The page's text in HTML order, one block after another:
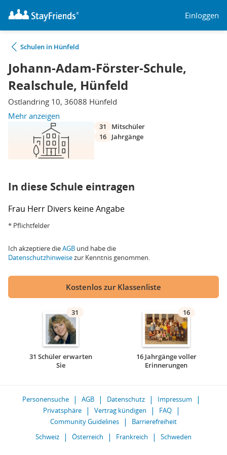
Einloggen
Schulen in Hünfeld
Johann-Adam-Förster-Schule,
Realschule, Hünfeld
Ostlandring 10, 36088 Hünfeld
Mehr anzeigen
31
Mitschüler
16
Jahrgänge
In diese Schule eintragen
Frau Herr Divers keine Angabe
* Pflichtfelder
Ich akzeptiere dieAGB und habe die
Datenschutzhinweisezur Kenntnis genommen.
Kostenlos zur Klassenliste
31
31 Schüler erwarten
Sie
16
16 Jahrgänge voller
Erinnerungen
Personensuche AGB Datenschutz
Impressum
Privatsphäre
Vertrag kündigen
FAQ
Community Guidelines
Barrierefreiheit
Schweiz
Österreich Frankreich Schweden